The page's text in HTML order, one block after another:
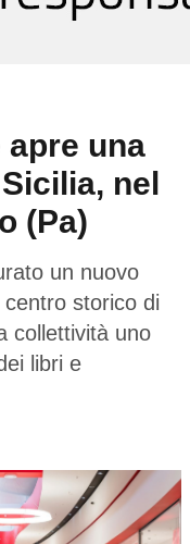
apre una
nel
(Pa)
un nuovo
storico di
collettività uno
libri e